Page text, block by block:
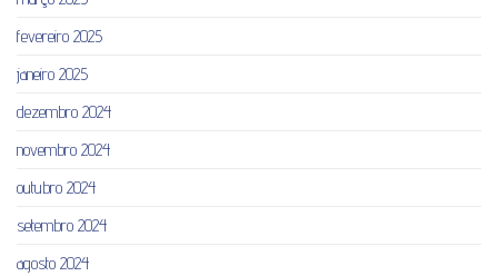
fevereiro 2025
janeiro 2025
dezembro 2024
novembro 2024
outubro 2024
setembro 2024
agosto 2024